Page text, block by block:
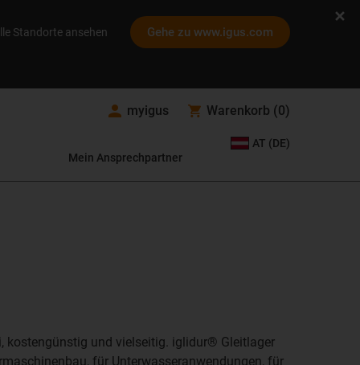
Standorte ansehen Gehe zu www.igus.com
myigus Warenkorb (0)
Mein Ansprechpartner
AT (DE)
und vielseitig. iglidur® Gleitlager
für Unterwasseranwendungen, für